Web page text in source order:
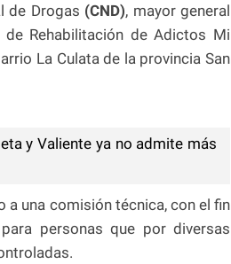
de Drogas (CND), mayor general
Rehabilitación de Adictos Mi
La Culata de la provincia San
y Valiente ya no admite más
a una comisión técnica, con el fin
personas que por diversas